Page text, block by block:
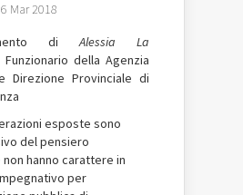
Mar 2018
diAlessia La
Funzionario della Agenzia
Direzione Provinciale di
esposte sono
del pensiero
hanno carattere in
per